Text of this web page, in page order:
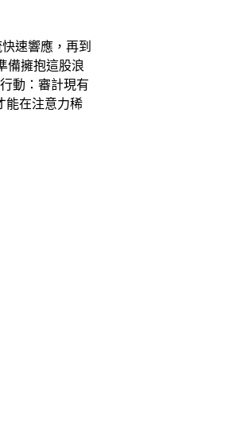
速響應，再到
備擁抱這股浪
動：審計現有
能在注意力稀